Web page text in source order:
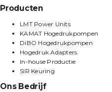
Producten
LMT Power Units
KAMAT Hogedrukpompen
DiBO Hogedrukpompen
Hogedruk Adapters
In-house Productie
SIR Keuring
Ons Bedrijf